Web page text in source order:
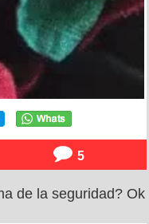
5
de la seguridad? Ok